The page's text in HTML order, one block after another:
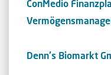
ConMedio
Denn's Biomarkt